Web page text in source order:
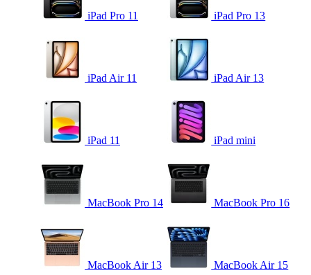
iPad Pro 11 iPad Pro 13
iPad Air 11 iPad Air 13
iPad 11 iPad mini
MacBook Pro 14 MacBook Pro 16
MacBook Air 13 MacBook Air 15